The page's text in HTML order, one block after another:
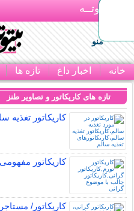
بـیتوتــه
منو
خانه اخبار داغ تازه ها
تازه های کاریکاتور و تصاویر طنز
کاریکاتور تغذیه
کاریکاتور
کاریکاتور/